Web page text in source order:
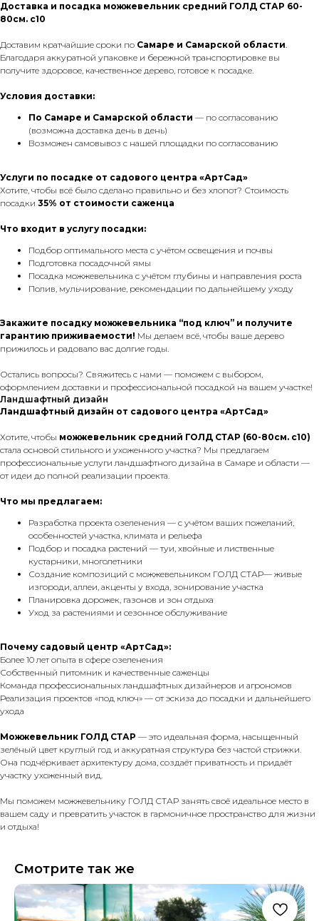
Доставка и посадка можжевельник средний ГОЛД СТАР 60-
80см. с10
Доставим кратчайшие сроки по Самаре и Самарской области.
Благодаря аккуратной упаковке и бережной транспортировке вы
получите здоровое, качественное дерево, готовое к посадке.
Условия доставки:
По Самаре и Самарской области — по согласованию
(возможна доставка день в день)
Возможен самовывоз с нашей площадки по согласованию
Услуги по посадке от садового центра «АртСад»
Хотите, чтобы всё было сделано правильно и без хлопот? Стоимость
посадки 35% от стоимости саженца
Что входит в услугу посадки:
Подбор оптимального места с учётом освещения и почвы
Подготовка посадочной ямы
Посадка можжевельника с учётом глубины и направления роста
Полив, мульчирование, рекомендации по дальнейшему уходу
Закажите посадку можжевельника “под ключ” и получите
гарантию приживаемости! Мы делаем всё, чтобы ваше дерево
прижилось и радовало вас долгие годы.
Остались вопросы? Свяжитесь с нами — поможем с выбором,
оформлением доставки и профессиональной посадкой на вашем участке!
Ландшафтный дизайн
Ландшафтный дизайн от садового центра «АртСад»
Хотите, чтобы можжевельник средний ГОЛД СТАР (60-80см. с10)
стала основой стильного и ухоженного участка? Мы предлагаем
профессиональные услуги ландшафтного дизайна в Самаре и области —
от идеи до полной реализации проекта.
Что мы предлагаем:
Разработка проекта озеленения — с учётом ваших пожеланий,
особенностей участка, климата и рельефа
Подбор и посадка растений — туи, хвойные и лиственные
кустарники, многолетники
Создание композиций с можжевельником ГОЛД СТАР— живые
изгороди, аллеи, акценты у входа, зонирование участка
Планировка дорожек, газонов и зон отдыха
Уход за растениями и сезонное обслуживание
Почему садовый центр «АртСад»:
Более 10 лет опыта в сфере озеленения
Собственный питомник и качественные саженцы
Команда профессиональных ландшафтных дизайнеров и агрономов
Реализация проектов «под ключ» — от эскиза до посадки и дальнейшего
ухода
Можжевельник ГОЛД СТАР — это идеальная форма, насыщенный
зелёный цвет круглый год и аккуратная структура без частой стрижки.
Она подчёркивает архитектуру дома, создаёт приватность и придаёт
участку ухоженный вид.
Мы поможем можжевельнику ГОЛД СТАР занять своё идеальное место в
вашем саду и превратить участок в гармоничное пространство для жизни
и отдыха!
Смотрите так же